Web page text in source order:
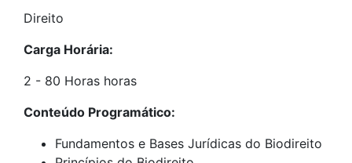
Direito
Carga Horária:
2 - 80 Horas horas
Conteúdo Programático:
Fundamentos e Bases Jurídicas do Biodireito